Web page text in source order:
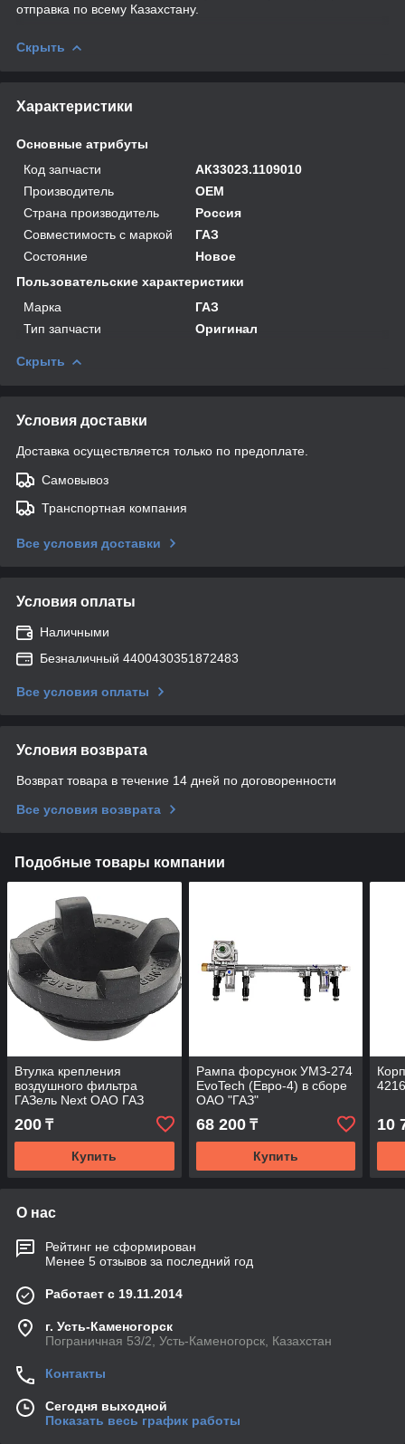
отправка по всему Казахстану.
Скрыть
Характеристики
Основные атрибуты
Код запчасти
АК33023.1109010
Производитель
OEM
Страна производитель
Россия
Совместимость с маркой
ГАЗ
Состояние
Новое
Пользовательские характеристики
Марка
ГАЗ
Тип запчасти
Оригинал
Скрыть
Условия доставки
Доставка осуществляется только по предоплате.
Самовывоз
Транспортная компания
Все условия доставки
Условия оплаты
Наличными
Безналичный 4400430351872483
Все условия оплаты
Условия возврата
Возврат товара в течение 14 дней по договоренности
Все условия возврата
Подобные товары компании
Втулка крепления
воздушного фильтра
ГАЗель Next ОАО ГАЗ
"Оригинал"
200 ₸
Купить
Рампа форсунок УМЗ-274
EvoTech (Евро-4) в сборе
ОАО "ГАЗ"
68 200₸
Купить
10
О нас
Рейтинг не сформирован
Менее 5 отзывов за последний год
Работает с 19.11.2014
г. Усть-Каменогорск
Пограничная 53/2, Усть-Каменогорск, Казахстан
Контакты
Сегодня выходной
Показать весь график работы